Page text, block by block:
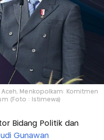
Aceh, Menkopolkam: Komitmen
(Foto : Istimewa)
Bidang Politik dan
Gunawan